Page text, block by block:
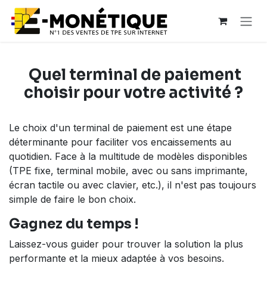
Se rendre au contenu
Quel terminal de paiement
choisir pour votre activité ?
Le choix d'un terminal de paiement est une étape
déterminante pour faciliter vos encaissements au
quotidien. Face à la multitude de modèles disponibles
(TPE fixe, terminal mobile, avec ou sans imprimante,
écran tactile ou avec clavier, etc.), il n'est pas toujours
simple de faire le bon choix.
Gagnez du temps !
Laissez-vous guider pour trouver la solution la plus
performante et la mieux adaptée à vos besoins.